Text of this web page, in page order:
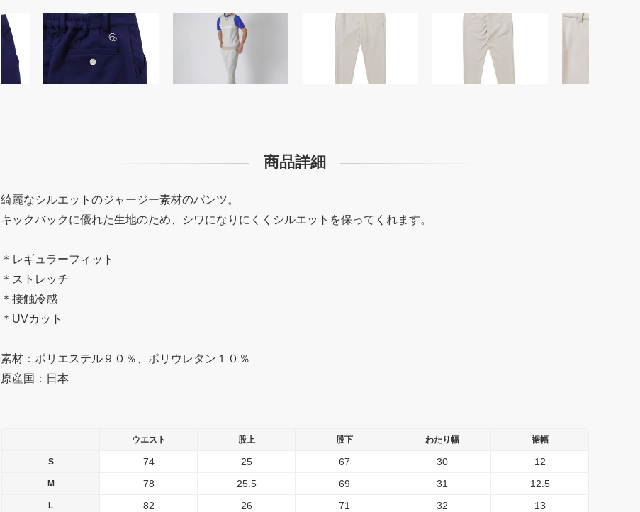
商品詳細
綺麗なシルエットのジャージー素材のパンツ。
キックバックに優れた生地のため、シワになりにくくシルエットを保ってくれます。
＊レギュラーフィット
＊ストレッチ
＊接触冷感
＊UVカット
素材：ポリエステル９０％、ポリウレタン１０％
原産国：日本
ウエスト 股上 股下 わたり幅 裾幅
S 74 25 67 30 12
M 78 25.5 69 31 12.5
L 82 26 71 32 13